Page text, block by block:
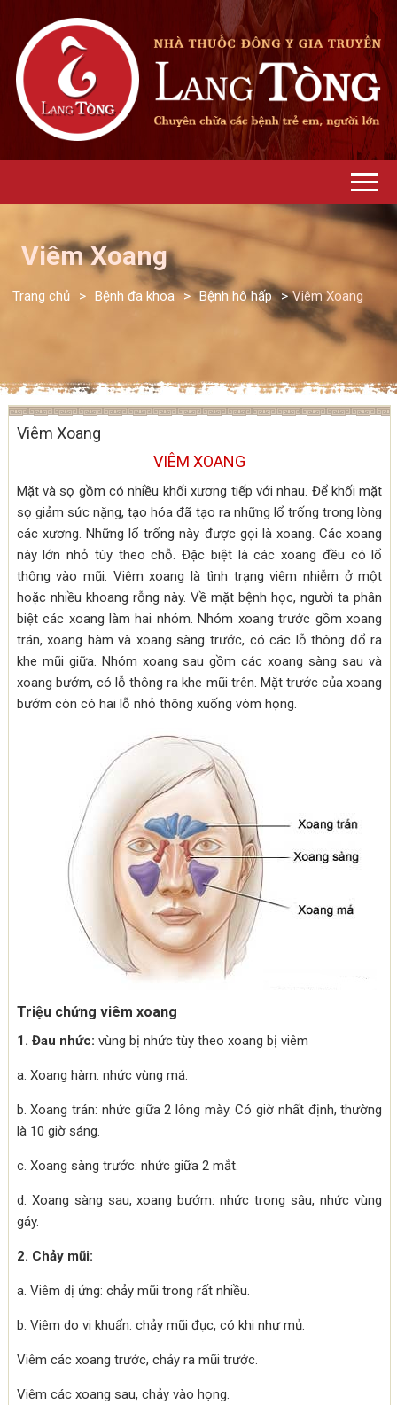
Viêm Xoang
Trang chủ > Bệnh đa khoa > Bệnh hô hấp > Viêm Xoang
Viêm Xoang
VIÊM XOANG
Mặt và sọ gồm có nhiều khối xương tiếp với nhau. Để khối mặt
sọ giảm sức nặng, tạo hóa đã tạo ra những lổ trống trong lòng
các xương. Những lổ trống này được gọi là xoang. Các xoang
này lớn nhỏ tùy theo chỗ. Đặc biệt là các xoang đều có lổ
thông vào mũi. Viêm xoang là tình trạng viêm nhiễm ở một
hoặc nhiều khoang rỗng này. Về mặt bệnh học, người ta phân
biệt các xoang làm hai nhóm. Nhóm xoang trước gồm xoang
trán, xoang hàm và xoang sàng trước, có các lỗ thông đổ ra
khe mũi giữa. Nhóm xoang sau gồm các xoang sàng sau và
xoang bướm, có lỗ thông ra khe mũi trên. Mặt trước của xoang
bướm còn có hai lỗ nhỏ thông xuống vòm họng.
Triệu chứng viêm xoang
1. Đau nhức: vùng bị nhức tùy theo xoang bị viêm
a. Xoang hàm: nhức vùng má.
b. Xoang trán: nhức giữa 2 lông mày. Có giờ nhất định, thường
là 10 giờ sáng.
c. Xoang sàng trước: nhức giữa 2 mắt.
d. Xoang sàng sau, xoang bướm: nhức trong sâu, nhức vùng
gáy.
2. Chảy mũi:
a. Viêm dị ứng: chảy mũi trong rất nhiều.
b. Viêm do vi khuẩn: chảy mũi đục, có khi như mủ.
Viêm các xoang trước, chảy ra mũi trước.
Viêm các xoang sau, chảy vào họng.